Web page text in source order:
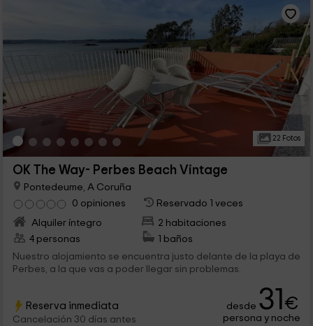
22 Fotos
OK The Way- Perbes Beach Vintage
Pontedeume, A Coruña
0 opiniones
Reservado 1 veces
Alquiler íntegro
2 habitaciones
4 personas
1 baños
Nuestro alojamiento se encuentra justo delante de la playa de
Perbes, a la que vas a poder llegar sin problemas.
Reserva inmediata
Cancelación 30 días antes
desde 31€
persona y noche